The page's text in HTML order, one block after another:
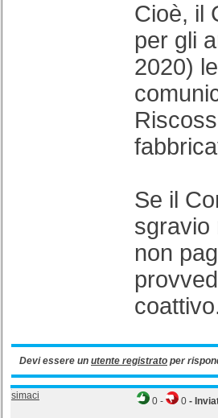
Cioè, il
per gli
2020)
Se il
sgravio
non
Devi essere un utente registrato per
simaci 0 - 0 -